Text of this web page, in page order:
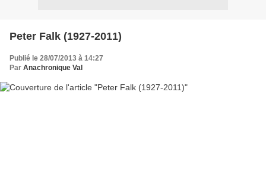
Peter Falk (1927-2011)
Publié le 28/07/2013 à 14:27
Par Anachronique Val